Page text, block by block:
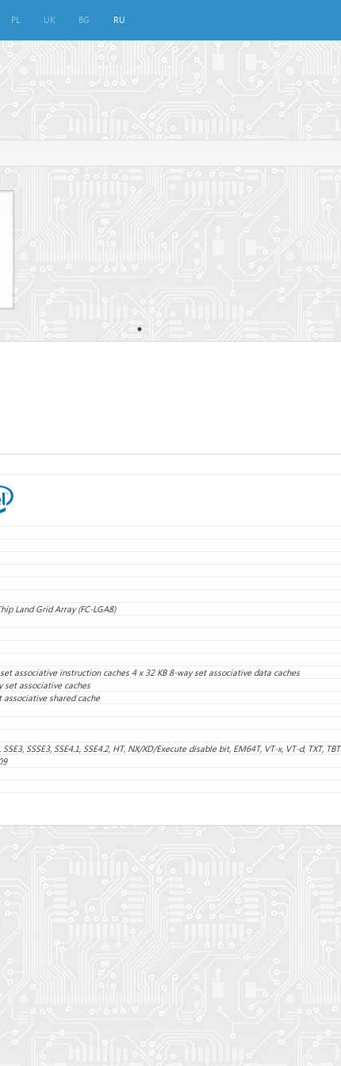
PL UK BG RU
Land Grid Array (FC-LGA8)
associative instruction caches 4 x 32 KB 8-way set associative data caches
set associative caches
associative shared cache
SSE3, SSSE3, SSE4.1, SSE4.2, HT, NX/XD/Execute disable bit, EM64T, VT-x, VT-d, TXT, TBT